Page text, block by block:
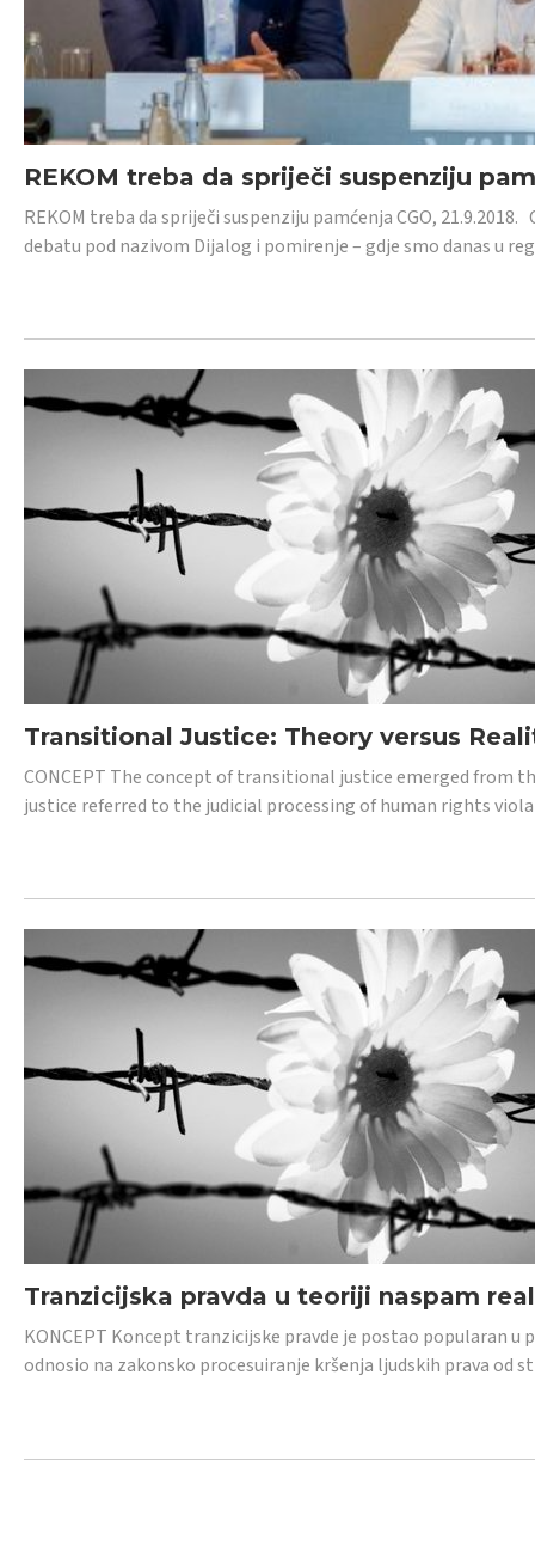
REKOM treba da spriječi suspenziju
REKOM treba da spriječi suspenziju pamćenja CGO,
debatu pod nazivom Dijalog i pomirenje – gdje smo danas u
Transitional Justice: Theory versus
CONCEPT The concept of transitional justice emerged
justice referred to the judicial processing of human rights
Tranzicijska pravda u teoriji naspam
KONCEPT Koncept tranzicijske pravde je postao popularan
odnosio na zakonsko procesuiranje kršenja ljudskih prava